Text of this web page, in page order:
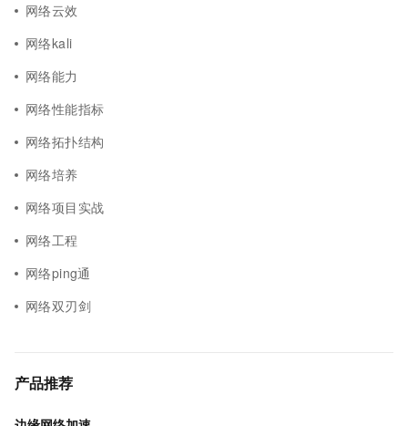
网络云效
网络kali
网络能力
网络性能指标
网络拓扑结构
网络培养
网络项目实战
网络工程
网络ping通
网络双刃剑
产品推荐